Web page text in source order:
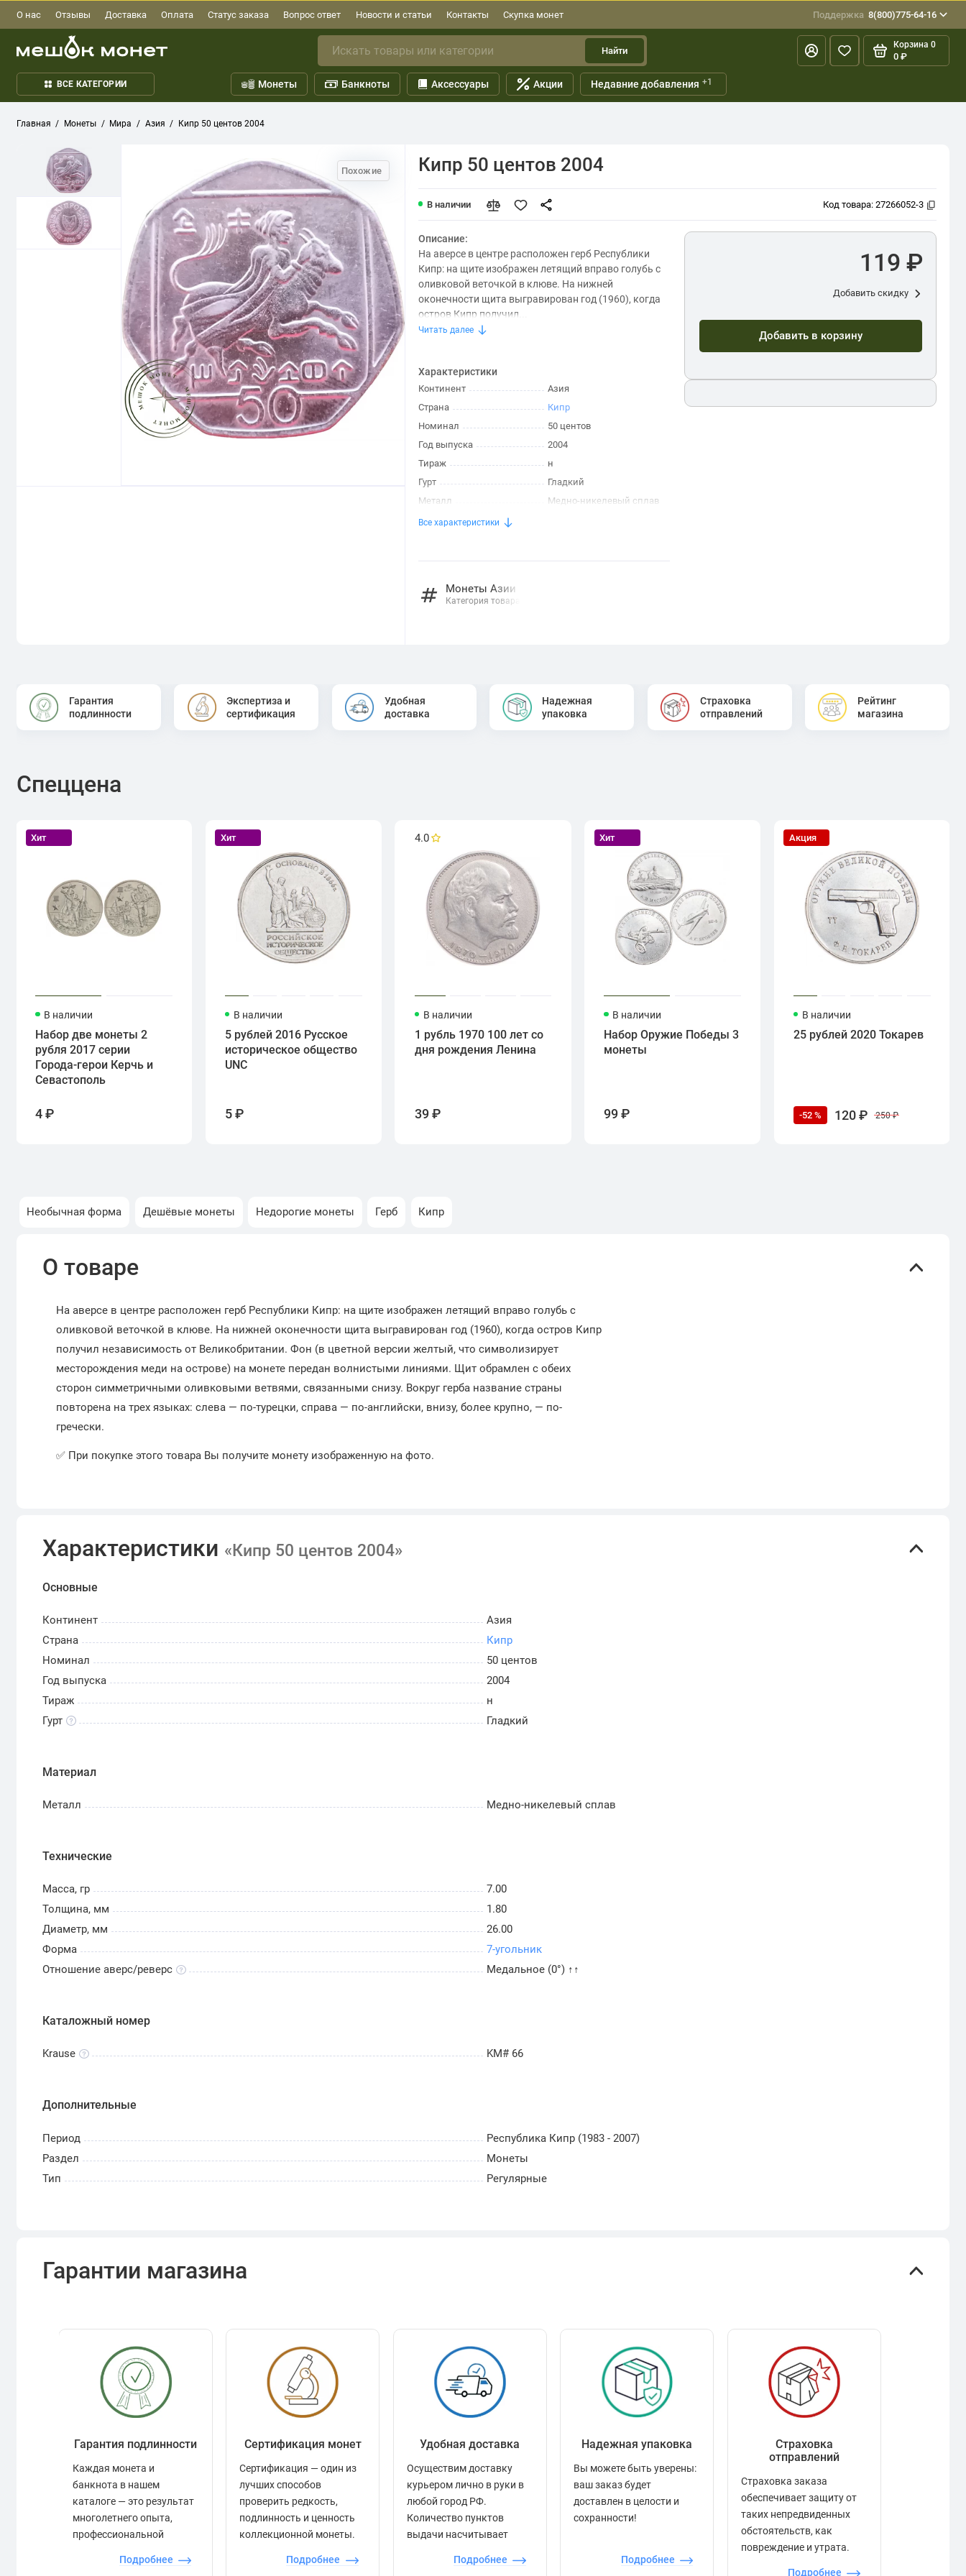
О нас Отзывы Доставка Оплата Статус заказа Вопрос ответ Новости и статьи Контакты Скупка монет Поддержка 8(800)775-64-16
Найти
Корзина 0
0 ₽
ВСЕ КАТЕГОРИИ Монеты Банкноты Аксессуары Акции Недавние добавления +1
Главная Монеты Мира Азия Кипр 50 центов 2004
Похожие Кипр 50 центов 2004
В наличии Код товара: 27266052-3
Описание:
На аверсе в центре расположен герб Республики
Кипр: на щите изображен летящий вправо голубь с
оливковой веточкой в клюве. На нижней
оконечности щита выгравирован год (1960), когда
остров Кипр получил...
Читать далее
Характеристики
Континент
Азия
Страна
Кипр
Номинал
50 центов
Год выпуска
2004
Тираж
н
Гурт
Гладкий
Металл
Медно-никелевый сплав
Все характеристики
Монеты Азии
Категория товара
119 ₽
Добавить скидку
Добавить в корзину
Гарантия
подлинности
Экспертиза и
сертификация
Удобная
доставка
Надежная
упаковка
Страховка
отправлений
Рейтинг
магазина
Спеццена
Хит
В наличии
Набор две монеты 2
рубля 2017 серии
Города-герои Керчь и
Севастополь
4 ₽
Хит
В наличии
5 рублей 2016 Русское
историческое общество
UNC
5 ₽
4.0
В наличии
1 рубль 1970 100 лет со
дня рождения Ленина
39 ₽
Хит
В наличии
Набор Оружие Победы 3
монеты
99 ₽
Акция
В наличии
25 рублей 2020 Токарев
-52 % 120 ₽ 250 ₽
Необычная форма Дешёвые монеты Недорогие монеты Герб Кипр
О товаре
На аверсе в центре расположен герб Республики Кипр: на щите изображен летящий вправо голубь с
оливковой веточкой в клюве. На нижней оконечности щита выгравирован год (1960), когда остров Кипр
получил независимость от Великобритании. Фон (в цветной версии желтый, что символизирует
месторождения меди на острове) на монете передан волнистыми линиями. Щит обрамлен с обеих
сторон симметричными оливковыми ветвями, связанными снизу. Вокруг герба название страны
повторена на трех языках: слева — по-турецки, справа — по-английски, внизу, более крупно, — по-
гречески.
✅ При покупке этого товара Вы получите монету изображенную на фото.
Характеристики «Кипр 50 центов 2004»
Основные
Континент
Азия
Страна
Кипр
Номинал
50 центов
Год выпуска
2004
Тираж
н
Гурт
Гладкий
Материал
Металл Медно-никелевый сплав
Технические
Масса, гр
7.00
Толщина, мм
1.80
Диаметр, мм
26.00
Форма
7-угольник
Отношение аверс/реверс
Медальное (0°) ↑↑
Каталожный номер
Krause KM# 66
Дополнительные
Период
Республика Кипр (1983 - 2007)
Раздел
Монеты
Тип
Регулярные
Гарантии магазина
Гарантия подлинности
Каждая монета и
банкнота в нашем
каталоге — это результат
многолетнего опыта,
профессиональной
контроля.
Подробнее
Сертификация монет
Сертификация — один из
лучших способов
проверить редкость,
подлинность и ценность
коллекционной монеты.
Подробнее
Удобная доставка
Осуществим доставку
курьером лично в руки в
любой город РФ.
Количество пунктов
выдачи насчитывает
всей стране.
Подробнее
Надежная упаковка
Вы можете быть уверены:
ваш заказ будет
доставлен в целости и
сохранности!
Подробнее
Страховка
отправлений
Страховка заказа
обеспечивает защиту от
таких непредвиденных
обстоятельств, как
повреждение и утрата.
Подробнее